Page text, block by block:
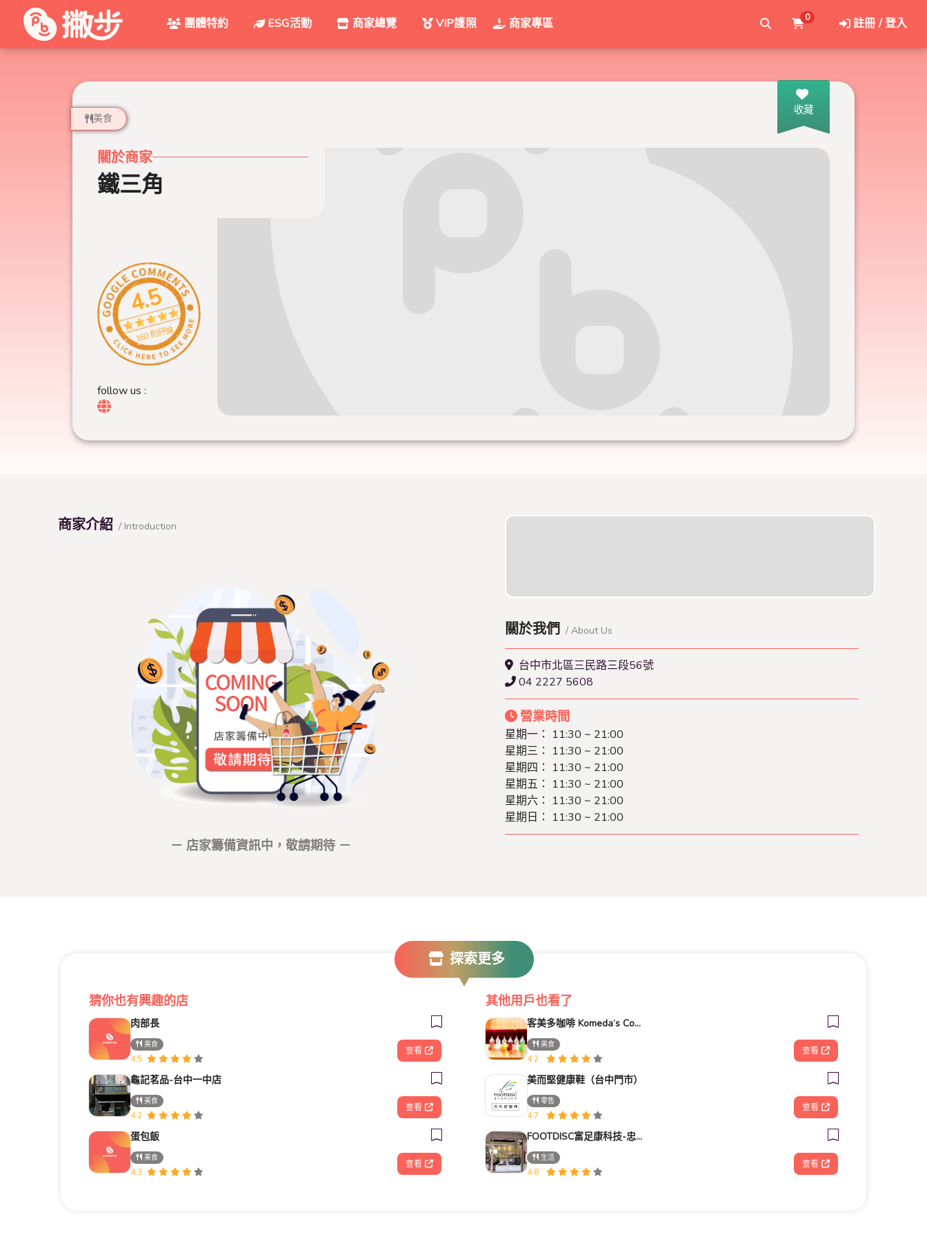
團體特約 ESG活動 商家總覽 VIP護照 商家專區 0 註冊 / 登入
收藏
美食
關於商家
鐵三角
4.5
160 則評論
follow us :
商家介紹 / Introduction
－ 店家籌備資訊中，敬請期待 －
關於我們 / About Us
台中市北區三民路三段56號
04 2227 5608
營業時間
星期一： 11:30 ~ 21:00
星期三： 11:30 ~ 21:00
星期四： 11:30 ~ 21:00
星期五： 11:30 ~ 21:00
星期六： 11:30 ~ 21:00
星期日： 11:30 ~ 21:00
探索更多
猜你也有興趣的店
肉部長
美食
4.5
查看
龜記茗品-台中一中店
美食
4.2
查看
蛋包飯
美食
4.3
查看
其他用戶也看了
客美多咖啡 Komeda‘s Coffee - 台南小北店
美食
4.2
查看
美而堅健康鞋（台中門市）
零售
4.7
查看
FOOTDISC富足康科技-忠孝直營門市
生活
4.8
查看